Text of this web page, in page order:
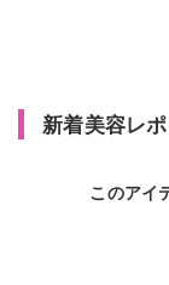
新着美容レポ
このアイ